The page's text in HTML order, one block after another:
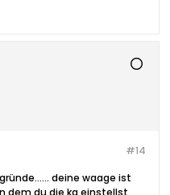
#14
deine waage ist